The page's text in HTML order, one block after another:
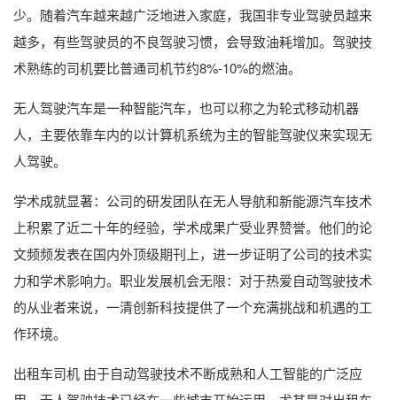
少。随着汽车越来越广泛地进入家庭，我国非专业驾驶员越来
越多，有些驾驶员的不良驾驶习惯，会导致油耗增加。驾驶技
术熟练的司机要比普通司机节约8%-10%的燃油。
无人驾驶汽车是一种智能汽车，也可以称之为轮式移动机器
人，主要依靠车内的以计算机系统为主的智能驾驶仪来实现无
人驾驶。
学术成就显著：公司的研发团队在无人导航和新能源汽车技术
上积累了近二十年的经验，学术成果广受业界赞誉。他们的论
文频频发表在国内外顶级期刊上，进一步证明了公司的技术实
力和学术影响力。职业发展机会无限：对于热爱自动驾驶技术
的从业者来说，一清创新科技提供了一个充满挑战和机遇的工
作环境。
出租车司机 由于自动驾驶技术不断成熟和人工智能的广泛应